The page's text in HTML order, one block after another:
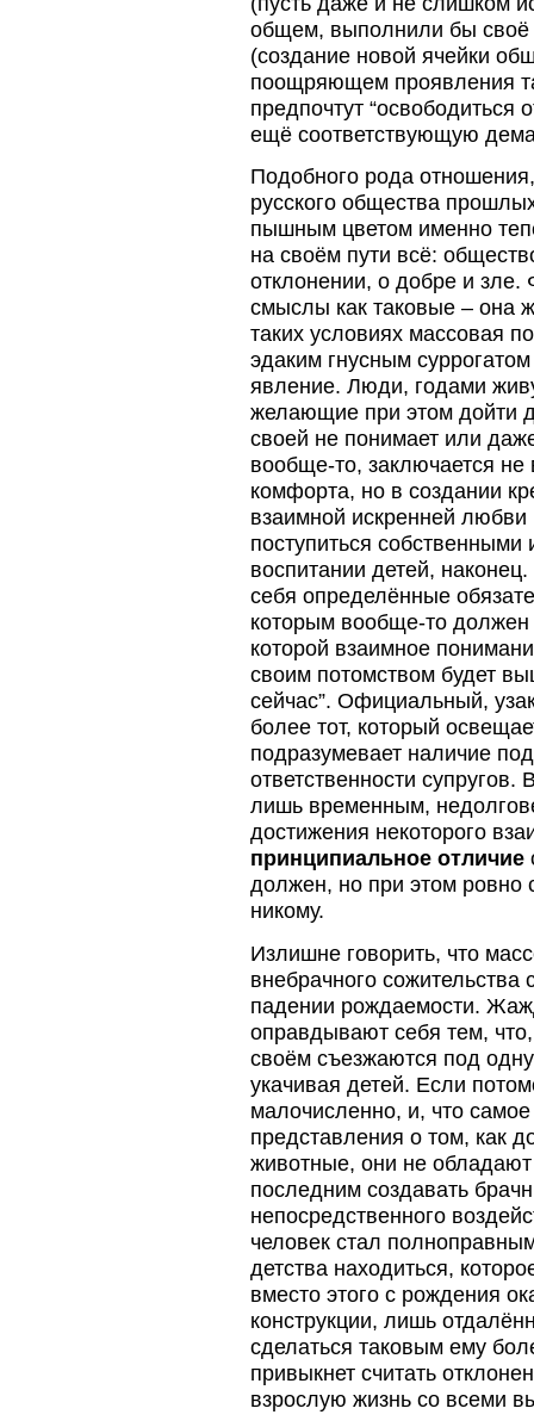
общем, выполнили бы своё
(создание новой ячейки
поощряющем проявления
предпочтут “освободиться
ещё соответствующую
Подобного рода
русского общества
пышным цветом именно
на своём пути всё:
отклонении, о добре и
смыслы как таковые – она
таких условиях массовая
эдаким гнусным
явление. Люди, годами
желающие при этом дойти
своей не понимает или
вообще-то, заключается не
комфорта, но в создании
взаимной искренней любви
поступиться
воспитании детей,
себя определённые
которым вообще-то должен
которой взаимное
своим потомством будет
сейчас”. Официальный,
более тот, который
подразумевает наличие
ответственности
лишь временным,
достижения некоторого
принципиальное отличие
должен, но при этом ровно
никому.
Излишне говорить, что
внебрачного
падении рождаемости.
оправдывают себя тем, что,
своём съезжаются под
укачивая детей. Если
малочисленно, и, что
представления о том, как
животные, они не
последним создавать
непосредственного
человек стал
детства находиться,
вместо этого с рождения
конструкции, лишь
сделаться таковым ему
привыкнет считать
взрослую жизнь со всеми